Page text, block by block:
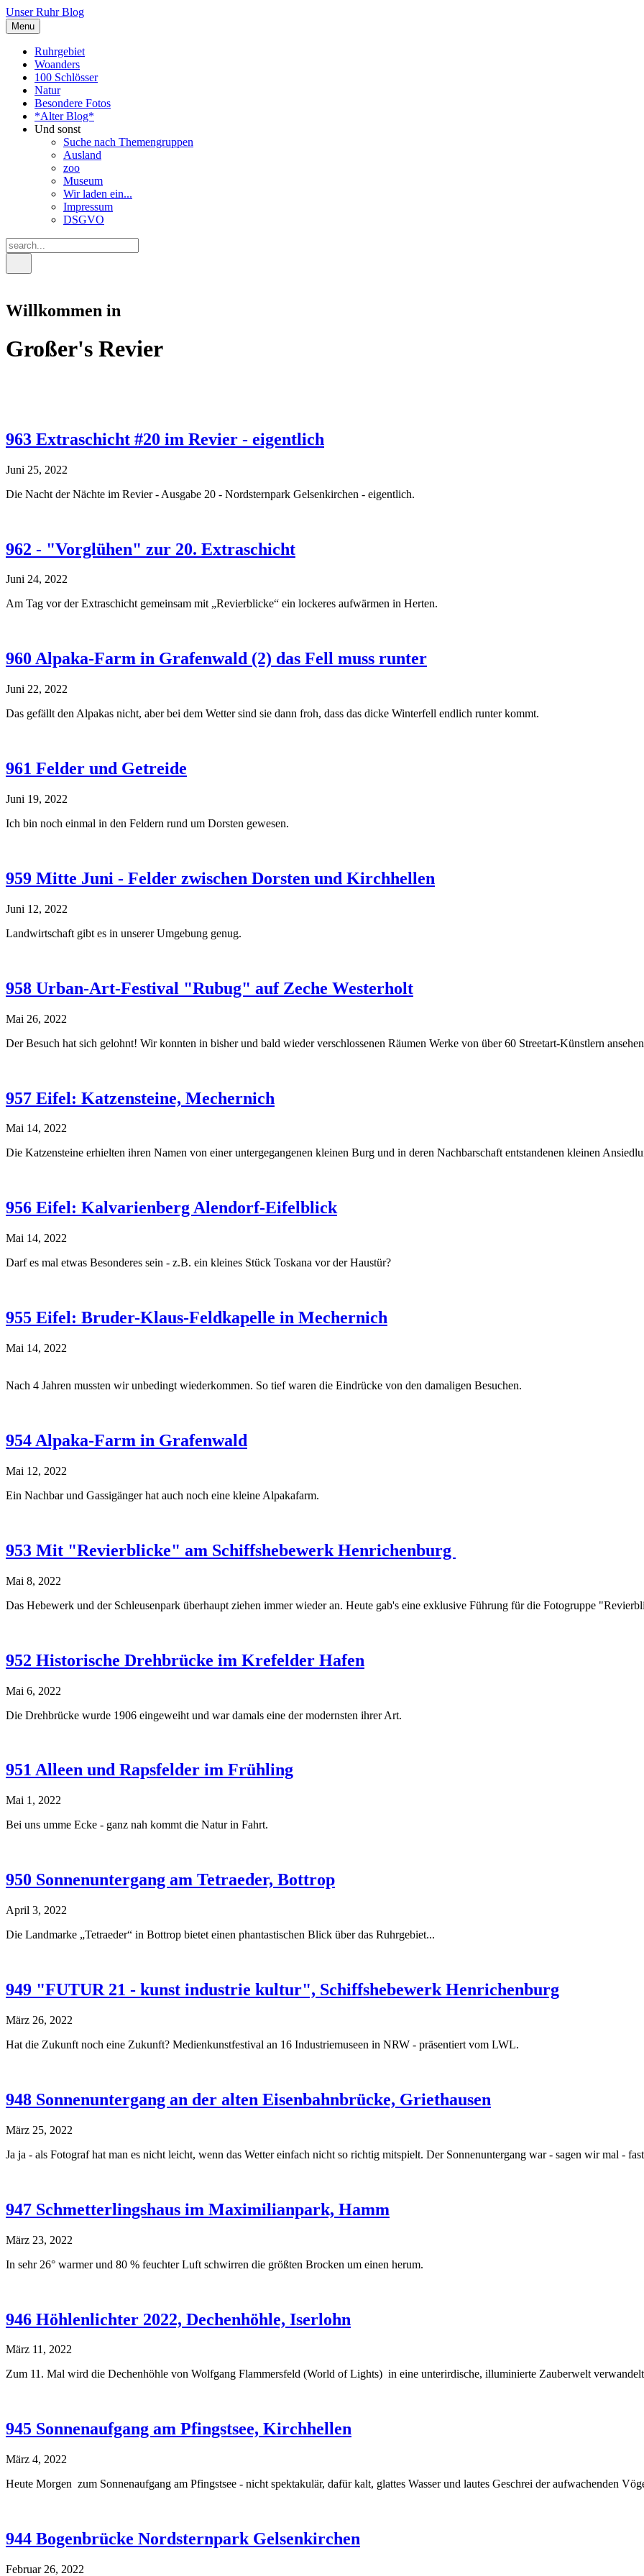
Unser Ruhr Blog
Menu
Ruhrgebiet
Woanders
100 Schlösser
Natur
Besondere Fotos
*Alter Blog*
Und sonst
Suche nach Themengruppen
Ausland
zoo
Museum
Wir laden ein...
Impressum
DSGVO
Willkommen in
Großer's Revier
963 Extraschicht #20 im Revier - eigentlich
Juni 25, 2022
Die Nacht der Nächte im Revier - Ausgabe 20 - Nordsternpark Gelsenkirchen - eigentlich.
962 - "Vorglühen" zur 20. Extraschicht
Juni 24, 2022
Am Tag vor der Extraschicht gemeinsam mit „Revierblicke“ ein lockeres aufwärmen in Herten.
960 Alpaka-Farm in Grafenwald (2) das Fell muss runter
Juni 22, 2022
Das gefällt den Alpakas nicht, aber bei dem Wetter sind sie dann froh, dass das dicke Winterfell endlich runter kommt.
961 Felder und Getreide
Juni 19, 2022
Ich bin noch einmal in den Feldern rund um Dorsten gewesen.
959 Mitte Juni - Felder zwischen Dorsten und Kirchhellen
Juni 12, 2022
Landwirtschaft gibt es in unserer Umgebung genug.
958 Urban-Art-Festival "Rubug" auf Zeche Westerholt
Mai 26, 2022
Der Besuch hat sich gelohnt! Wir konnten in bisher und bald wieder verschlossenen Räumen Werke von über 60 Streetart-Künstlern
957 Eifel: Katzensteine, Mechernich
Mai 14, 2022
Die Katzensteine erhielten ihren Namen von einer untergegangenen kleinen Burg und in deren Nachbarschaft entstandenen kleinen
956 Eifel: Kalvarienberg Alendorf-Eifelblick
Mai 14, 2022
Darf es mal etwas Besonderes sein - z.B. ein kleines Stück Toskana vor der Haustür?
955 Eifel: Bruder-Klaus-Feldkapelle in Mechernich
Mai 14, 2022
Nach 4 Jahren mussten wir unbedingt wiederkommen. So tief waren die Eindrücke von den damaligen Besuchen.
954 Alpaka-Farm in Grafenwald
Mai 12, 2022
Ein Nachbar und Gassigänger hat auch noch eine kleine Alpakafarm.
953 Mit "Revierblicke" am Schiffshebewerk Henrichenburg
Mai 8, 2022
Das Hebewerk und der Schleusenpark überhaupt ziehen immer wieder an. Heute gab's eine exklusive Führung für die Fotogruppe
952 Historische Drehbrücke im Krefelder Hafen
Mai 6, 2022
Die Drehbrücke wurde 1906 eingeweiht und war damals eine der modernsten ihrer Art.
951 Alleen und Rapsfelder im Frühling
Mai 1, 2022
Bei uns umme Ecke - ganz nah kommt die Natur in Fahrt.
950 Sonnenuntergang am Tetraeder, Bottrop
April 3, 2022
Die Landmarke „Tetraeder“ in Bottrop bietet einen phantastischen Blick über das Ruhrgebiet...
949 "FUTUR 21 - kunst industrie kultur", Schiffshebewerk Henrichenburg
März 26, 2022
Hat die Zukunft noch eine Zukunft? Medienkunstfestival an 16 Industriemuseen in NRW - präsentiert vom LWL.
948 Sonnenuntergang an der alten Eisenbahnbrücke, Griethausen
März 25, 2022
Ja ja - als Fotograf hat man es nicht leicht, wenn das Wetter einfach nicht so richtig mitspielt. Der Sonnenuntergang war - sagen wir mal -
947 Schmetterlingshaus im Maximilianpark, Hamm
März 23, 2022
In sehr 26° warmer und 80 % feuchter Luft schwirren die größten Brocken um einen herum.
946 Höhlenlichter 2022, Dechenhöhle, Iserlohn
März 11, 2022
Zum 11. Mal wird die Dechenhöhle von Wolfgang Flammersfeld (World of Lights) in eine unterirdische, illuminierte Zauberwelt
945 Sonnenaufgang am Pfingstsee, Kirchhellen
März 4, 2022
Heute Morgen zum Sonnenaufgang am Pfingstsee - nicht spektakulär, dafür kalt, glattes Wasser und lautes Geschrei der aufwachenden
944 Bogenbrücke Nordsternpark Gelsenkirchen
Februar 26, 2022